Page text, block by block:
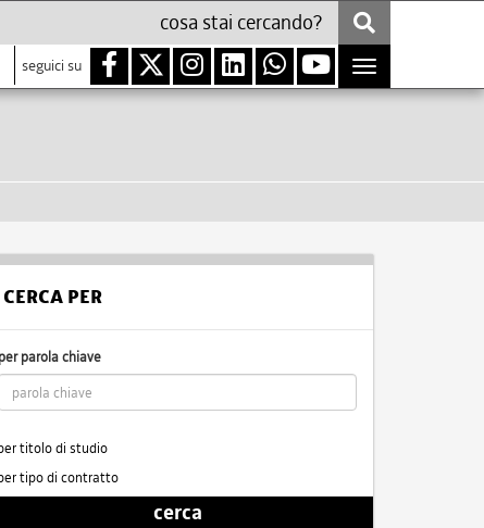
seguici su
Toggle
navigation
CERCA PER
per parola chiave
titolo di studio
tipo di contratto
cerca